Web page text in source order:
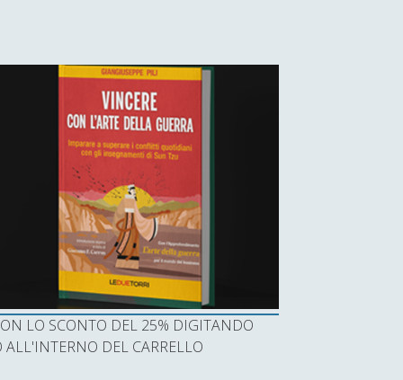
LO SCONTO DEL 25% DIGITANDO
DEL CARRELLO